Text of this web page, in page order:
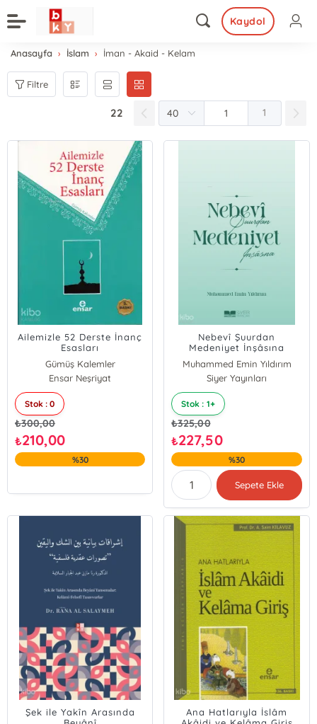
Kaydol
Anasayfa İslam İman - Akaid - Kelam
Filtre
22 1
Ailemizle 52 Derste İnanç
Esasları
Gümüş Kalemler
Ensar Neşriyat
Stok : 0
₺300,00
₺210,00
%30
Nebevî Şuurdan
Medeniyet İnşâsına
Muhammed Emin Yıldırım
Siyer Yayınları
Stok : 1+
₺325,00
₺227,50
%30
Sepete Ekle
Şek ile Yakîn Arasında
Ana Hatlarıyla İslâm